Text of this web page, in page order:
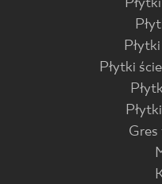
Płytki